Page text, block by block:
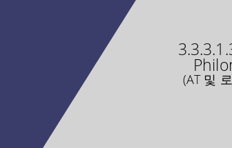
(AT 및